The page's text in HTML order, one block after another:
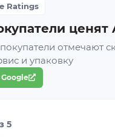
Ratings
отмечают
и упаковку
5